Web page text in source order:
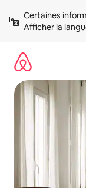
directement
Afficher la